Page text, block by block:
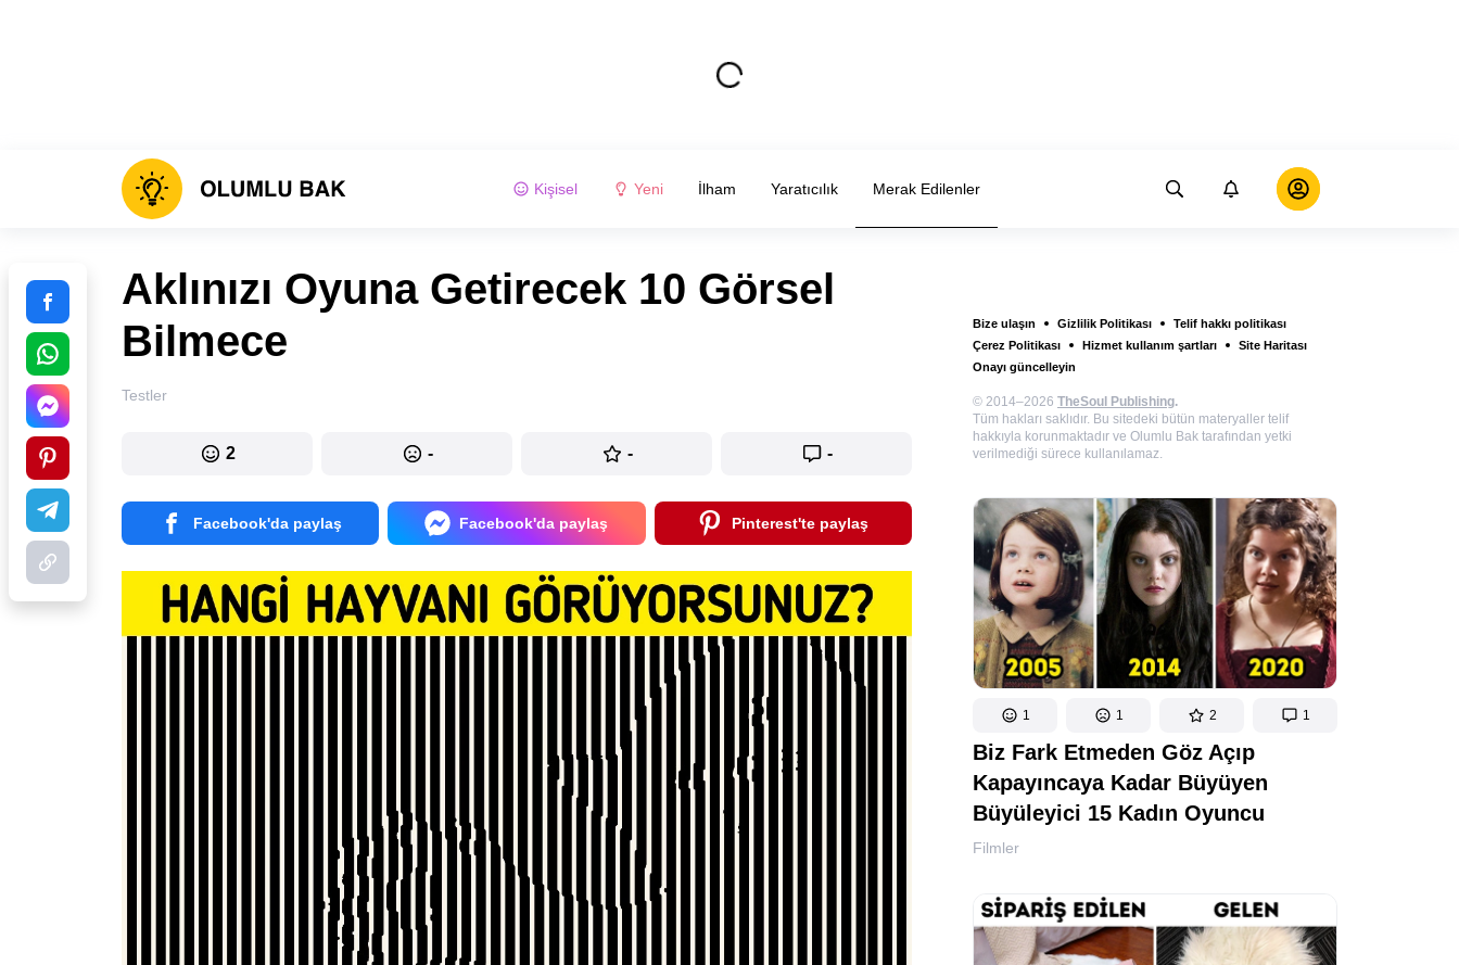
Kişisel Yeni İlham Yaratıcılık Merak Edilenler
Bize ulaşın Gizlilik Politikası
Telif hakkı politikası
Çerez Politikası
Hizmet kullanım şartları
Site Haritası
Onayı güncelleyin
© 2014–2026 TheSoul Publishing.
Tüm hakları saklıdır. Bu sitedeki bütün materyaller telif
hakkıyla korunmaktadır ve Olumlu Bak tarafından yetki
verilmediği sürece kullanılamaz.
1 1 2 1
Biz Fark Etmeden Göz Açıp
Kapayıncaya Kadar Büyüyen
Büyüleyici 15 Kadın Oyuncu
Filmler
Aklınızı Oyuna Getirecek 10 Görsel
Bilmece
Testler
2 - - -
Facebook'da paylaş Facebook'da paylaş Pinterest'te paylaş